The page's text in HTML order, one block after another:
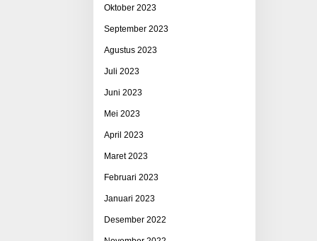
Oktober 2023
September 2023
Agustus 2023
Juli 2023
Juni 2023
Mei 2023
April 2023
Maret 2023
Februari 2023
Januari 2023
Desember 2022